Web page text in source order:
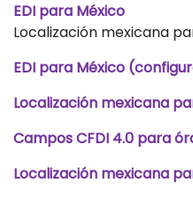
EDI para México
Localización mexicana
EDI para México
Localización mexicana
Campos CFDI 4.0 para
Localización mexicana